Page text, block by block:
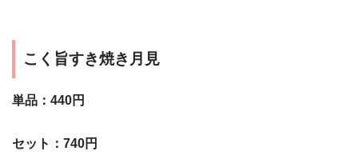
こく旨すき焼き月見
単品：440円
セット：740円